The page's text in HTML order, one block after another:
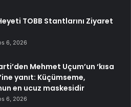
TOBB Stantlarını Ziyaret
6, 2026
Mehmet Uçum’un ‘kısa
yanıt: Küçümseme,
en ucuz maskesidir
6, 2026